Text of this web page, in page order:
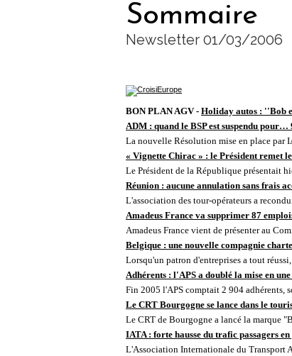
Sommaire
Newsletter 01/03/2006
BON PLAN AGV - Holiday autos : ''Bob
ADM : quand le BSP est suspendu pour…
La nouvelle Résolution mise en place par
« Vignette Chirac » : le Président remet
Le Président de la République présentait
Réunion : aucune annulation sans frais
L'association des tour-opérateurs a
Amadeus France va supprimer 87
Amadeus France vient de présenter au
Belgique : une nouvelle compagnie
Lorsqu'un patron d'entreprises a tout
Adhérents : l'APS a doublé la mise en une
Fin 2005 l'APS comptait 2 904 adhérents,
Le CRT Bourgogne se lance dans le
Le CRT de Bourgogne a lancé la marque
IATA : forte hausse du trafic passagers
L'Association Internationale du Transport